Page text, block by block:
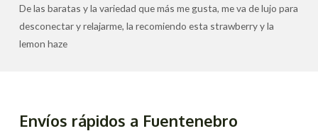
De las baratas y la variedad que más me gusta, me va de lujo para
desconectar y relajarme, la recomiendo esta strawberry y la
lemon haze
Envíos rápidos a Fuentenebro